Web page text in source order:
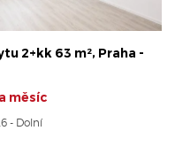
2+kk 63 m², Praha -
měsíc
- Dolní